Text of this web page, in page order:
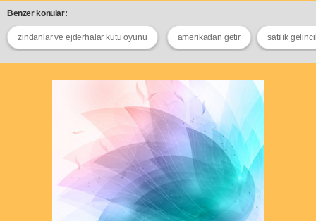
Benzer konular:
zindanlar ve ejderhalar kutu oyunu amerikadan getir satılık